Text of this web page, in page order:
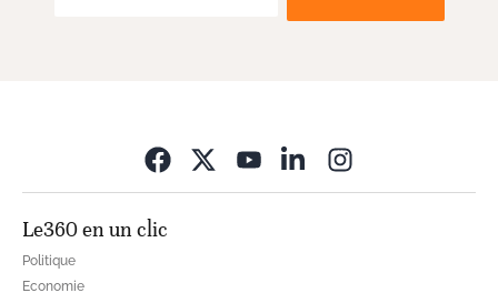
Le360 en un clic
Politique
Economie